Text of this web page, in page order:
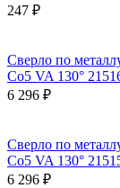
247 ₽
Сверло по
Co5 VA 130°
6 296 ₽
Сверло по
Co5 VA 130°
6 296 ₽